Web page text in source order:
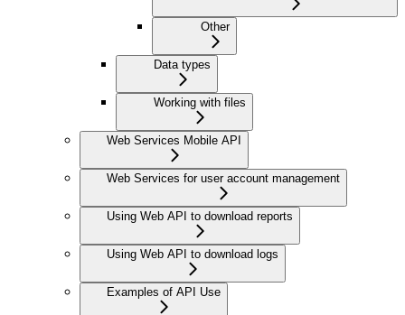
Other
Data types
Working with files
Web Services Mobile API
Web Services for user account management
Using Web API to download reports
Using Web API to download logs
Examples of API Use